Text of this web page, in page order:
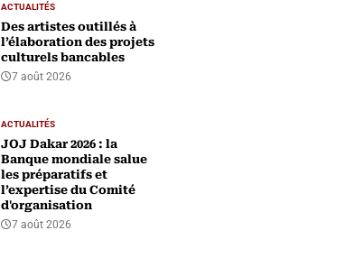
ACTUALITÉS
Des artistes outillés à
l’élaboration des projets
culturels bancables
7 août 2026
ACTUALITÉS
‎JOJ Dakar 2026 : la
Banque mondiale salue
les préparatifs et
l’expertise du Comité
d'organisation
7 août 2026